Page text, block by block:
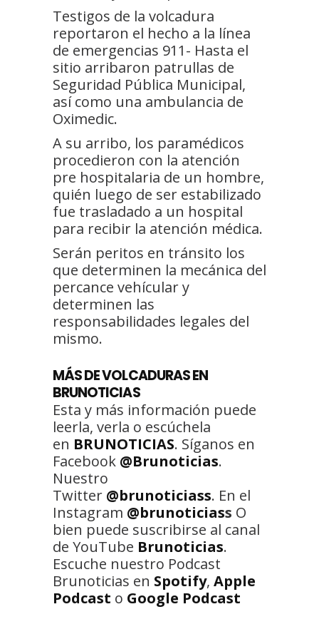
Testigos de la volcadura
reportaron el hecho a la línea
de emergencias 911- Hasta el
sitio arribaron patrullas de
Seguridad Pública Municipal,
así como una ambulancia de
Oximedic.
A su arribo, los paramédicos
procedieron con la atención
pre hospitalaria de un hombre,
quién luego de ser estabilizado
fue trasladado a un hospital
para recibir la atención médica.
Serán peritos en tránsito los
que determinen la mecánica del
percance vehícular y
determinen las
responsabilidades legales del
mismo.
MÁS DE VOLCADURAS EN
BRUNOTICIAS
Esta y más información puede
leerla, verla o escúchela
en BRUNOTICIAS. Síganos en
Facebook @Brunoticias.
Nuestro
Twitter @brunoticiass. En el
Instagram @brunoticiass O
bien puede suscribirse al canal
de YouTube Brunoticias.
Escuche nuestro Podcast
Brunoticias en Spotify, Apple
Podcast o Google Podcast